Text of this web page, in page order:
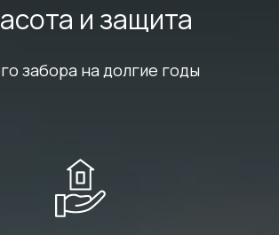
и защита
забора на долгие годы